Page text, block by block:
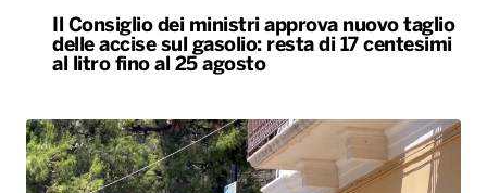
Il Consiglio dei ministri approva nuovo taglio
delle accise sul gasolio: resta di 17 centesimi
al litro fino al 25 agosto